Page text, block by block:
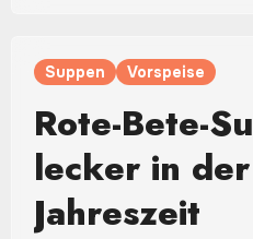
Suppen Vorspeise
Rote-Bete-
lecker in
Jahreszeit